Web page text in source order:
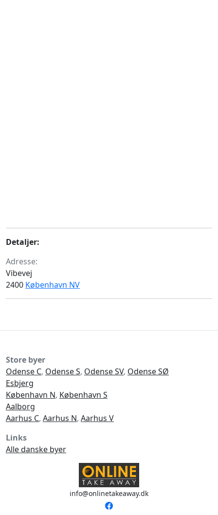
Detaljer:
Adresse:
Vibevej
2400 København NV
Store byer
Odense C, Odense S, Odense SV, Odense SØ
Esbjerg
København N, København S
Aalborg
Aarhus C, Aarhus N, Aarhus V
Links
Alle danske byer
info@onlinetakeaway.dk